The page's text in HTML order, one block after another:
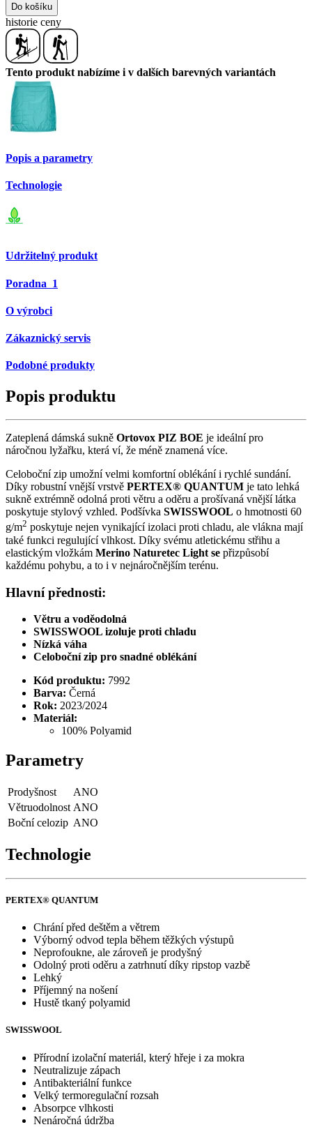
Do košíku
historie ceny
Tento produkt nabízíme i v dalších barevných variantách
Popis a parametry
Technologie
Udržitelný produkt
Poradna 1
O výrobci
Zákaznický servis
Podobné produkty
Popis produktu
Zateplená dámská sukně Ortovox PIZ BOE je ideální pro
náročnou lyžařku, která ví, že méně znamená více.
Celoboční zip umožní velmi komfortní oblékání i rychlé sundání.
Díky robustní vnější vrstvě PERTEX® QUANTUM je tato lehká
sukně extrémně odolná proti větru a oděru a prošívaná vnější látka
poskytuje stylový vzhled. Podšívka SWISSWOOL o hmotnosti 60
g/m2 poskytuje nejen vynikající izolaci proti chladu, ale vlákna mají
také funkci regulující vlhkost. Díky svému atletickému střihu a
elastickým vložkám Merino Naturetec Light se přizpůsobí
každému pohybu, a to i v nejnáročnějším terénu.
Hlavní přednosti:
Větru a voděodolná
SWISSWOOL izoluje proti chladu
Nízká váha
Celoboční zip pro snadné oblékání
Kód produktu: 7992
Barva: Černá
Rok: 2023/2024
Materiál:
100% Polyamid
Parametry
Prodyšnost
ANO
Větruodolnost ANO
Boční celozip ANO
Technologie
PERTEX® QUANTUM
Chrání před deštěm a větrem
Výborný odvod tepla během těžkých výstupů
Neprofoukne, ale zároveň je prodyšný
Odolný proti oděru a zatrhnutí díky ripstop vazbě
Lehký
Příjemný na nošení
Hustě tkaný polyamid
SWISSWOOL
Přírodní izolační materiál, který hřeje i za mokra
Neutralizuje zápach
Antibakteriální funkce
Velký termoregulační rozsah
Absorpce vlhkosti
Nenáročná údržba